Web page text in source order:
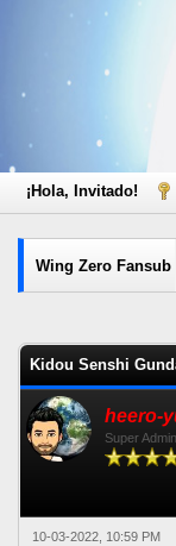
¡Hola, Invitado!
Wing Zero Fansub
Kidou Senshi
heero-
Super Admin
10-03-2022, 10:59 PM